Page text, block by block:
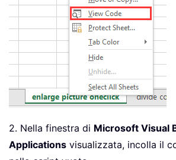
2. Nella finestra di Microsoft Visual
Applications visualizzata, incolla il